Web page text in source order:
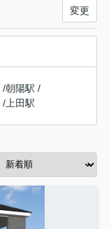
変更
/朝陽駅 /
/ 上田駅